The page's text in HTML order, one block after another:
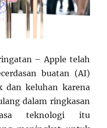
– Apple telah
buatan (AI)
dan keluhan karena
dalam ringkasan
teknologi itu